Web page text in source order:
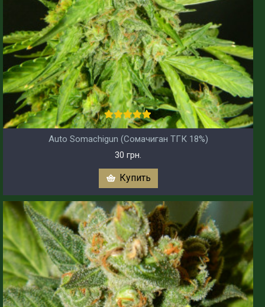
Auto Somachigun (Сомачиган ТГК 18%)
30 грн.
Купить